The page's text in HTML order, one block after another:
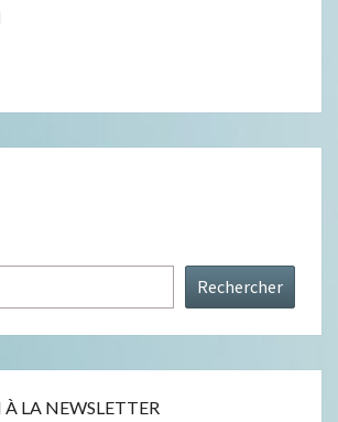
Rechercher
LA NEWSLETTER